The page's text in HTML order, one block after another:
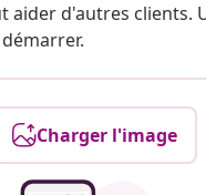
aider d'autres clients.
Charger l'image